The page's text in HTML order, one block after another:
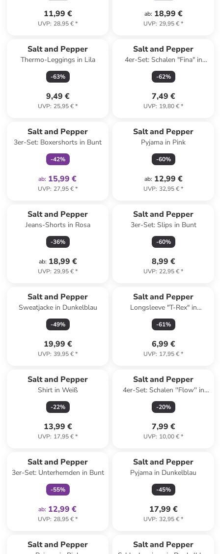
11,99 €
UVP: 28,95 €*
ab: 18,99 €
UVP: 29,95 €*
Salt and Pepper
Thermo-Leggings in Lila
-63%
9,49 €
UVP: 25,95 €*
Salt and Pepper
4er-Set: Schalen "Fina" in
Weiß/ Schwarz - (H)4 x Ø 13
cm
-62%
7,49 €
UVP: 19,80 €*
Salt and Pepper
3er-Set: Boxershorts in Bunt
-42%
ab: 15,99 €
UVP: 27,95 €*
Salt and Pepper
Pyjama in Pink
-60%
ab: 12,99 €
UVP: 32,95 €*
Salt and Pepper
Jeans-Shorts in Rosa
-36%
ab: 18,99 €
UVP: 29,95 €*
Salt and Pepper
3er-Set: Slips in Bunt
-60%
8,99 €
UVP: 22,95 €*
Salt and Pepper
Sweatjacke in Dunkelblau
-49%
19,99 €
UVP: 39,95 €*
Salt and Pepper
Longsleeve "T-Rex" in
Anthrazit
-61%
6,99 €
UVP: 17,95 €*
Salt and Pepper
Shirt in Weiß
-22%
13,99 €
UVP: 17,95 €*
Salt and Pepper
4er-Set: Schalen ''Flow'' in
Dunkelblau/ Weiß - (H)4 x Ø
6,5 cm
-20%
7,99 €
UVP: 10,00 €*
Salt and Pepper
3er-Set: Unterhemden in Bunt
-55%
ab: 12,99 €
UVP: 28,95 €*
Salt and Pepper
Pyjama in Dunkelblau
-45%
17,99 €
UVP: 32,95 €*
Salt and Pepper Salt and Pepper